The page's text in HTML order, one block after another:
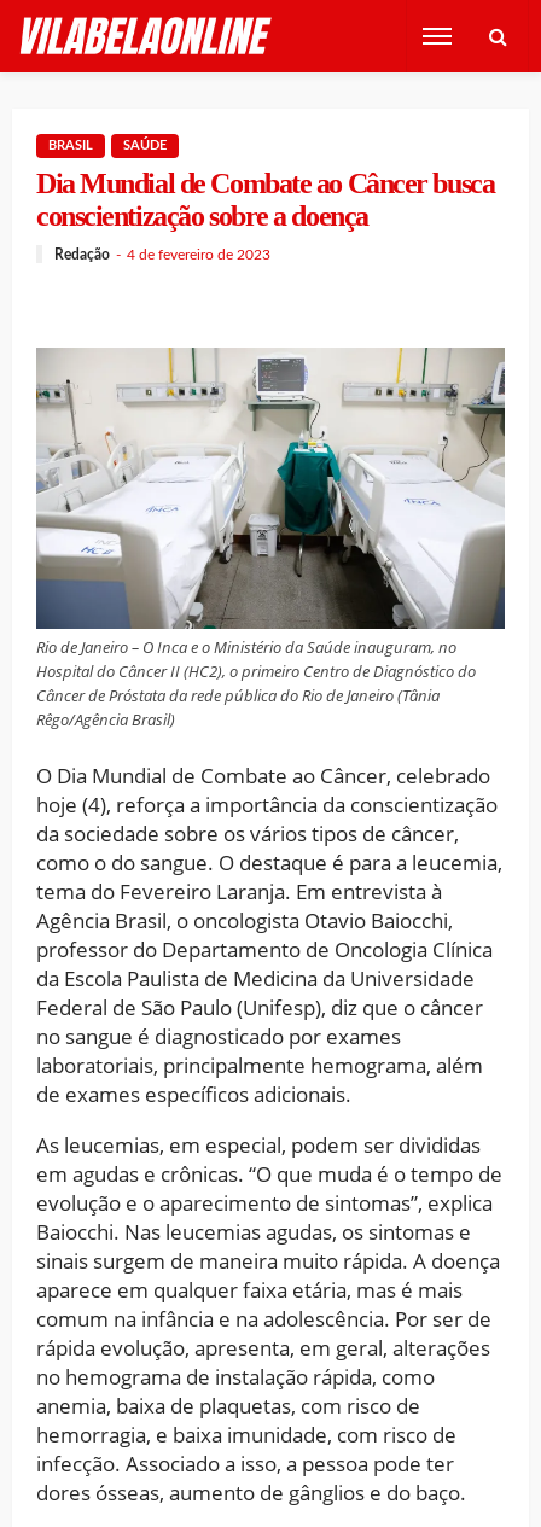
BRASIL SAÚDE
Dia Mundial de Combate ao Câncer busca
conscientização sobre a doença
Redação 4 de fevereiro de 2023
Rio de Janeiro – O Inca e o Ministério da Saúde inauguram, no
Hospital do Câncer II (HC2), o primeiro Centro de Diagnóstico do
Câncer de Próstata da rede pública do Rio de Janeiro (Tânia
Rêgo/Agência Brasil)
O Dia Mundial de Combate ao Câncer, celebrado
hoje (4), reforça a importância da conscientização
da sociedade sobre os vários tipos de câncer,
como o do sangue. O destaque é para a leucemia,
tema do Fevereiro Laranja. Em entrevista à
Agência Brasil, o oncologista Otavio Baiocchi,
professor do Departamento de Oncologia Clínica
da Escola Paulista de Medicina da Universidade
Federal de São Paulo (Unifesp), diz que o câncer
no sangue é diagnosticado por exames
laboratoriais, principalmente hemograma, além
de exames específicos adicionais.
As leucemias, em especial, podem ser divididas
em agudas e crônicas. “O que muda é o tempo de
evolução e o aparecimento de sintomas”, explica
Baiocchi. Nas leucemias agudas, os sintomas e
sinais surgem de maneira muito rápida. A doença
aparece em qualquer faixa etária, mas é mais
comum na infância e na adolescência. Por ser de
rápida evolução, apresenta, em geral, alterações
no hemograma de instalação rápida, como
anemia, baixa de plaquetas, com risco de
hemorragia, e baixa imunidade, com risco de
infecção. Associado a isso, a pessoa pode ter
dores ósseas, aumento de gânglios e do baço.